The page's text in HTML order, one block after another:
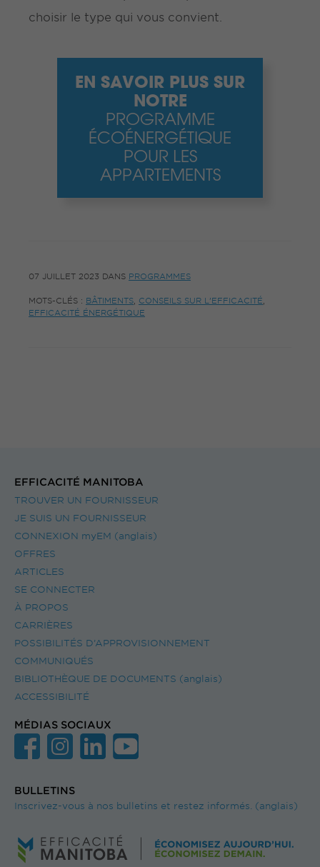
choisir le type qui vous convient.
EN SAVOIR PLUS SUR
NOTRE
PROGRAMME
ÉCOÉNERGÉTIQUE
POUR LES
APPARTEMENTS
07 JUILLET 2023 DANS PROGRAMMES
MOTS-CLÉS : BÂTIMENTS CONSEILS SUR L’EFFICACITÉ
EFFICACITÉ ÉNERGÉTIQUE
EFFICACITÉ MANITOBA
TROUVER UN FOURNISSEUR
JE SUIS UN FOURNISSEUR
CONNEXION myEM (anglais)
OFFRES
ARTICLES
SE CONNECTER
À PROPOS
CARRIÈRES
POSSIBILITÉS D’APPROVISIONNEMENT
COMMUNIQUÉS
BIBLIOTHÈQUE DE DOCUMENTS (anglais)
ACCESSIBILITÉ
MÉDIAS SOCIAUX
BULLETINS
Inscrivez-vous à nos bulletins et restez informés. (anglais)